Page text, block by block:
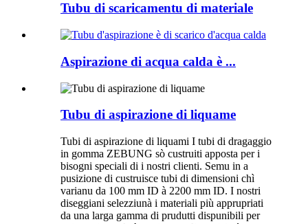
Tubu di scaricamentu di materiale
Aspirazione di acqua calda è ...
Tubu di aspirazione di liquame
Tubi di aspirazione di liquami I tubi di dragaggio
in gomma ZEBUNG sò custruiti apposta per i
bisogni speciali di i nostri clienti. Semu in a
pusizione di custruisce tubi di dimensioni chì
varianu da 100 mm ID à 2200 mm ID. I nostri
diseggiani selezziunà i materiali più apprupriati
da una larga gamma di prudutti dispunibili per